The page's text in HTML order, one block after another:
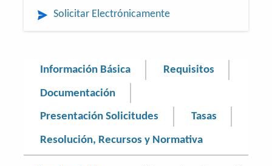
Solicitar Electrónicamente
Información Básica Requisitos
Documentación
Presentación Solicitudes Tasas
Resolución, Recursos y Normativa